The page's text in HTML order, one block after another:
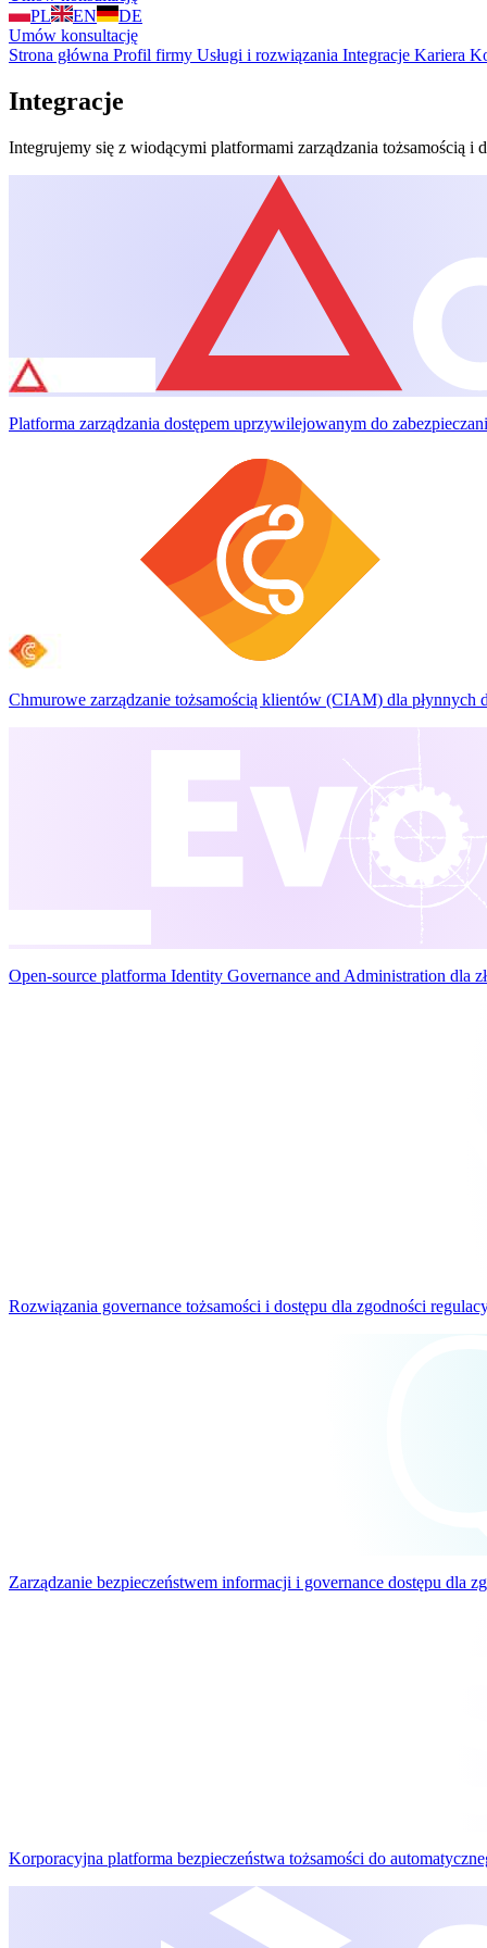
PL
EN
DE
Umów konsultację
Strona główna Profil firmy Usługi i rozwiązania Integracje Kariera
Integracje
Integrujemy się z wiodącymi platformami zarządzania tożsamością i
Platforma zarządzania dostępem uprzywilejowanym do
Chmurowe zarządzanie tożsamością klientów (CIAM) dla płynnych
Open-source platforma Identity Governance and Administration dla
Rozwiązania governance tożsamości i dostępu dla zgodności
Zarządzanie bezpieczeństwem informacji i governance dostępu dla
Korporacyjna platforma bezpieczeństwa tożsamości do